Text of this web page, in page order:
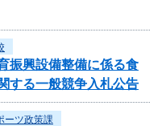
振興設備整備に係る食
する一般競争入札公告
ーツ政策課